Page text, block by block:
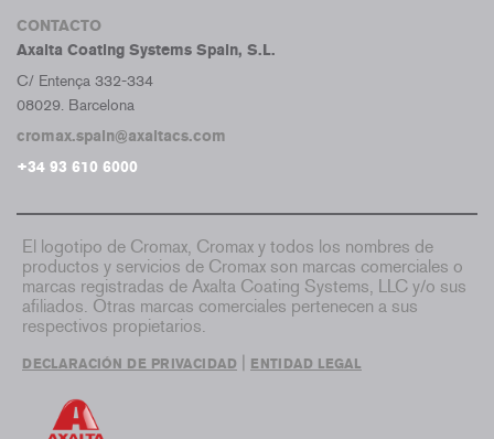
CONTACTO
Axalta Coating Systems Spain, S.L.
C/ Entença 332-334
08029. Barcelona
cromax.spain@axaltacs.com
+34 93 610 6000
El logotipo de Cromax, Cromax y todos los nombres de
productos y servicios de Cromax son marcas comerciales o
marcas registradas de Axalta Coating Systems, LLC y/o sus
afiliados. Otras marcas comerciales pertenecen a sus
respectivos propietarios.
DECLARACIÓN DE PRIVACIDAD ENTIDAD LEGAL